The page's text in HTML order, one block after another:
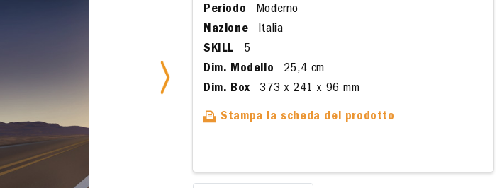
Next
Periodo
Moderno
Nazione
Italia
SKILL
5
Dim. Modello
25,4 cm
Dim. Box
373 x 241 x 96 mm
Stampa la scheda del prodotto